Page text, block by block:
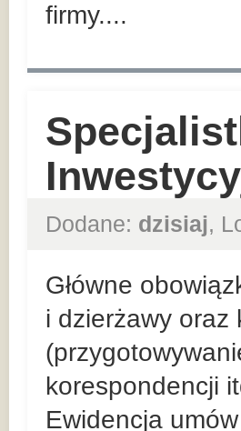
firmy....
Dodane: dzisiaj,
Główne
i dzierżawy oraz
korespondencji
Ewidencja